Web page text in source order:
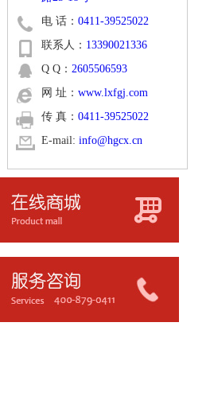
电 话： 0411-39525022
联系人： 13390021336
Q Q： 2605506593
网 址： www.lxfgj.com
传 真： 0411-39525022
E-mail: info@hgcx.cn